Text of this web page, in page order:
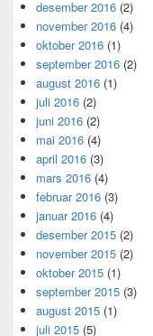
desember 2016 (2)
november 2016 (4)
oktober 2016 (1)
september 2016 (2)
august 2016 (1)
juli 2016 (2)
juni 2016 (2)
mai 2016 (4)
april 2016 (3)
mars 2016 (4)
februar 2016 (3)
januar 2016 (4)
desember 2015 (2)
november 2015 (2)
oktober 2015 (1)
september 2015 (3)
august 2015 (1)
juli 2015 (5)